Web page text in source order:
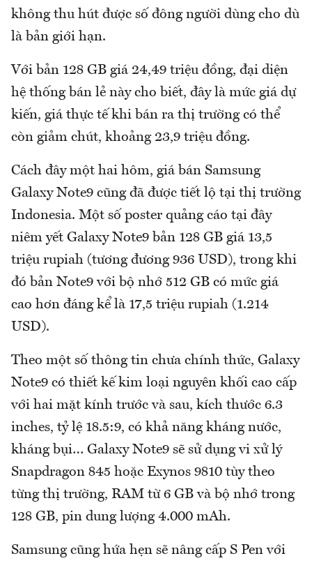
không thu hút được số đông người dùng cho dù
là bản giới hạn.
Với bản 128 GB giá 24,49 triệu đồng, đại diện
hệ thống bán lẻ này cho biết, đây là mức giá dự
kiến, giá thực tế khi bán ra thị trường có thể
còn giảm chút, khoảng 23,9 triệu đồng.
Cách đây một hai hôm, giá bán Samsung
Galaxy Note9 cũng đã được tiết lộ tại thị trường
Indonesia. Một số poster quảng cáo tại đây
niêm yết Galaxy Note9 bản 128 GB giá 13,5
triệu rupiah (tương đương 936 USD), trong khi
đó bản Note9 với bộ nhớ 512 GB có mức giá
cao hơn đáng kể là 17,5 triệu rupiah (1.214
USD).
Theo một số thông tin chưa chính thức, Galaxy
Note9 có thiết kế kim loại nguyên khối cao cấp
với hai mặt kính trước và sau, kích thước 6.3
inches, tỷ lệ 18.5:9, có khả năng kháng nước,
kháng bụi… Galaxy Note9 sẽ sử dụng vi xử lý
Snapdragon 845 hoặc Exynos 9810 tùy theo
từng thị trường, RAM từ 6 GB và bộ nhớ trong
128 GB, pin dung lượng 4.000 mAh.
Samsung cũng hứa hẹn sẽ nâng cấp S Pen với